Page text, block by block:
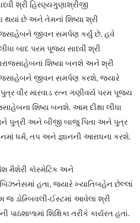
શ્રી હિરણ્યગુણાશ્રીજી
થયાં છે અને તેમનાં શિષ્યા શ્રી
જીવન સમર્પણ કર્યું છે. હવે
બાદ પરમ પૂજ્ય સાધ્વી શ્રી
શિષ્યા બનશે અને શ્રી
જીવન સમર્પણ કરશે, જ્યારે
વીર મારવાડ રત્ન ગણીવર્ય પરમ પૂજ્ય
શિષ્ય બનશે. આમ દીક્ષા લીધા
પુત્રી અને બીજી બાજુ પિતા અને પુત્ર
ધર્મ, તપ અને જ્ઞાનની આરાધના કરશે.
મૈશેરી કૉસ્મેટિક અને
હતા, જ્યારે ખ્યાતિબહેન છેલ્લાં
જ ડોમ્બિવલી-ઈસ્ટમાં આવેલા શ્રી
શિક્ષિકા તરીકે કાર્યરત હતાં.